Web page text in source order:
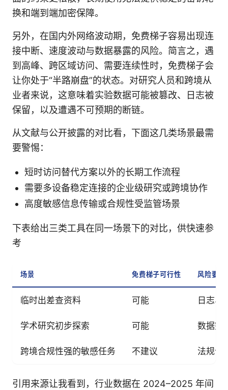
换和端到端加密保障。
另外，在国内外网络波动期，免费梯子容易出现连
接中断、速度波动与数据暴露的风险。简言之，遇
到高峰、跨区域访问、需要连续性时，免费梯子会
让你处于“半路崩盘”的状态。对研究人员和跨境从
业者来说，这意味着实验数据可能被篡改、日志被
保留，以及遭遇不可预期的断链。
从文献与公开披露的对比看，下面这几类场景最需
要警惕：
短时访问替代方案以外的长期工作流程
需要多设备稳定连接的企业级研究或跨境协作
高度敏感信息传输或合规性受监管场景
下表给出三类工具在同一场景下的对比，供快速参
考
场景 免费梯子可行性 风险要点
临时出差查资料 可能 日志、
学术研究初步探索 可能 数据完
跨境合规性强的敏感任务 不建议 法规合
引用来源让我看到，行业数据在 2024–2025 年间